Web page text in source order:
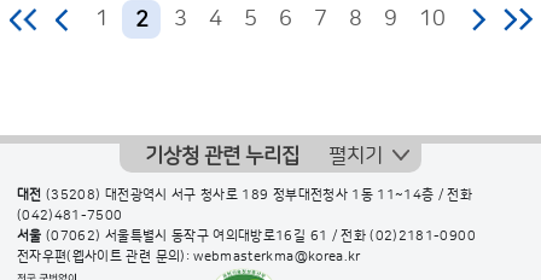
1 2 3 4 5 6 7 8 9 10
기상청 관련 누리집 펼치기
대전 (35208) 대전광역시 서구 청사로 189 정부대전청사 1동 11~14층 / 전화
(042)481-7500
서울 (07062) 서울특별시 동작구 여의대방로16길 61 / 전화(02)2181-0900
전자우편(웹사이트 관련 문의): webmasterkma@korea.kr